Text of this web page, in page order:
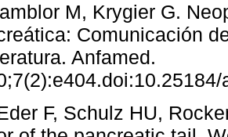
M, Krygier G.
Comunicación
Anfamed.
F, Schulz HU,